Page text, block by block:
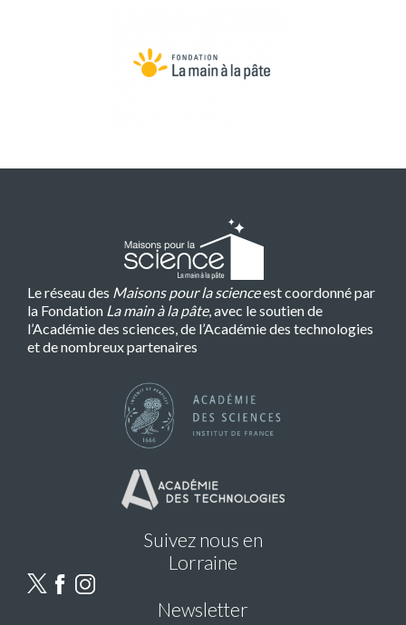
Le réseau des Maisons pour la scienceest coordonné par
la Fondation La main à la pâte, avec le soutien de
l’Académie des sciences, de l’Académie des technologies
et de nombreux partenaires
Suivez nous en
Lorraine
Newsletter